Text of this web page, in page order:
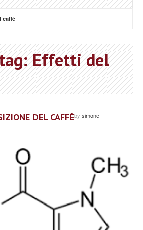
caffé
Effetti del
DEL CAFFÈby simone